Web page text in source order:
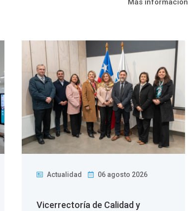
Actualidad 06 agosto 2026
Vicerrectoría de Calidad y